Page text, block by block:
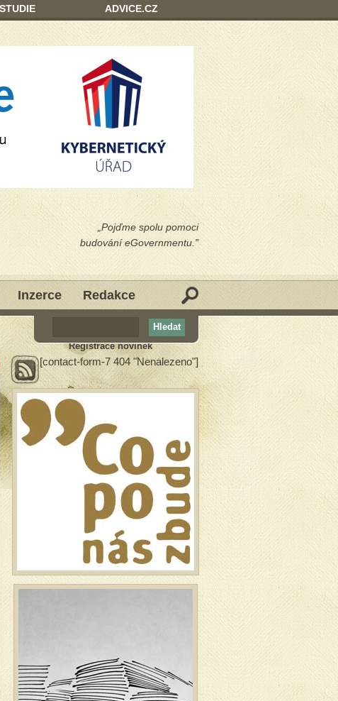
„Pojďme spolu pomoci
budování eGovernmentu.”
Inzerce Redakce
Registrace novinek
[contact-form-7 404 "Nenalezeno"]
ADVICE.CZ